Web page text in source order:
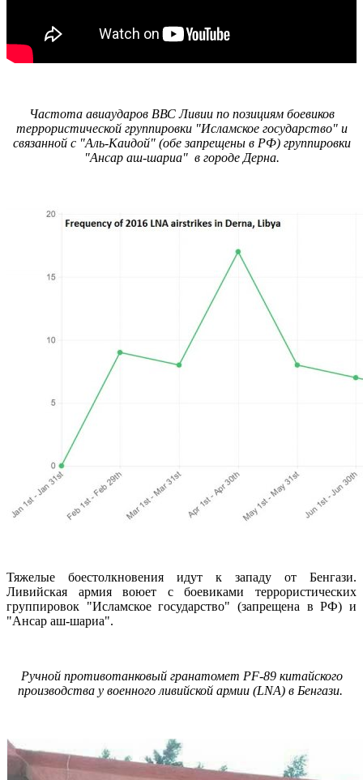
Частота авиаударов ВВС Ливии по позициям боевиков
террористической группировки "Исламское государство" и
связанной с "Аль-Каидой" (обе запрещены в РФ) группировки
"Ансар аш-шариа" в городе Дерна.
Тяжелые боестолкновения идут к западу от Бенгази.
Ливийская армия воюет с боевиками террористических
группировок "Исламское государство" (запрещена в РФ) и
"Ансар аш-шариа".
Ручной противотанковый гранатомет PF-89 китайского
производства у военного ливийской армии (LNA) в Бенгази.